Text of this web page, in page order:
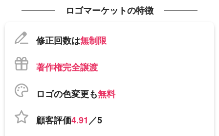
ロゴマーケットの特徴
修正回数は無制限
著作権完全譲渡
ロゴの色変更も無料
顧客評価4.91／5